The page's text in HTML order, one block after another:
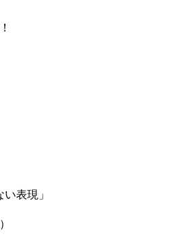
表現」